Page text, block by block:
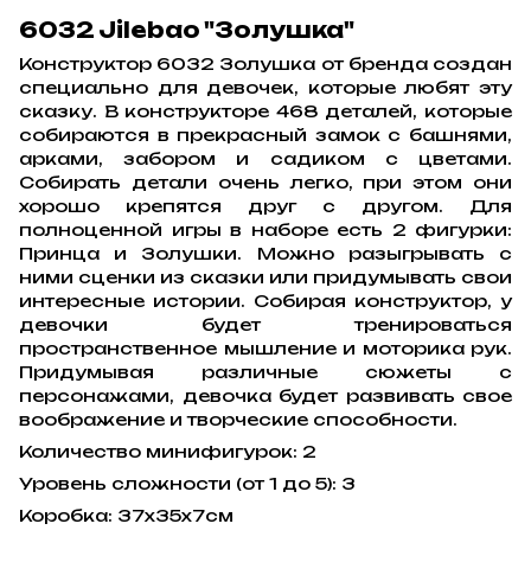
6032 Jilebao "Золушка"
Конструктор 6032 Золушка от бренда создан
специально для девочек, которые любят эту
сказку. В конструкторе 468 деталей, которые
собираются в прекрасный замок с башнями,
арками, забором и садиком с цветами.
Собирать детали очень легко, при этом они
хорошо крепятся друг с другом. Для
полноценной игры в наборе есть 2 фигурки:
Принца и Золушки. Можно разыгрывать с
ними сценки из сказки или придумывать свои
интересные истории. Собирая конструктор, у
девочки будет тренироваться
пространственное мышление и моторика рук.
Придумывая различные сюжеты с
персонажами, девочка будет развивать свое
воображение и творческие способности.
Количество минифигурок: 2
Уровень сложности (от 1 до 5): 3
Коробка: 37х35х7см